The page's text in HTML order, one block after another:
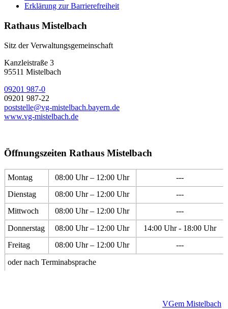
Erklärung zur Barrierefreiheit
Rathaus Mistelbach
Sitz der Verwaltungsgemeinschaft
Kanzleistraße 3
95511 Mistelbach
09201 987-0
09201 987-22
poststelle@vg-mistelbach.bayern.de
www.vg-mistelbach.de
Öffnungszeiten Rathaus Mistelbach
Montag 08:00 Uhr – 12:00 Uhr
---
Dienstag
08:00 Uhr – 12:00 Uhr
---
Mittwoch
08:00 Uhr – 12:00 Uhr
---
Donnerstag
08:00 Uhr – 12:00 Uhr
14:00 Uhr - 18:00 Uhr
Freitag
08:00 Uhr – 12:00 Uhr
---
oder nach Terminabsprache
VGem Mistelbach